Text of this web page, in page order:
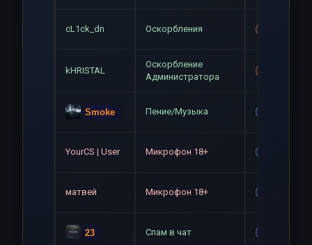
cL1ck_dn Оскорбления
kHRISTAL
Оскорбление
Администратора
Smoke Пение/Музыка
YourCS | User Микрофон 18+
матвей Микрофон 18+
23 Спам в чат